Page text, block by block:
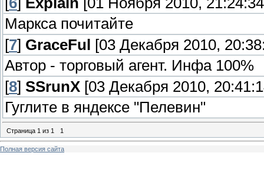
Маркса почитайте
[7] GraceFul
[03 Декабря 2010,
Автор - торговый агент. Инфа 100%
[8] SSrunX [03 Декабря 2010,
Гуглите в яндексе "Пелевин"
Страница 1 из 1 1
Полная версия сайта